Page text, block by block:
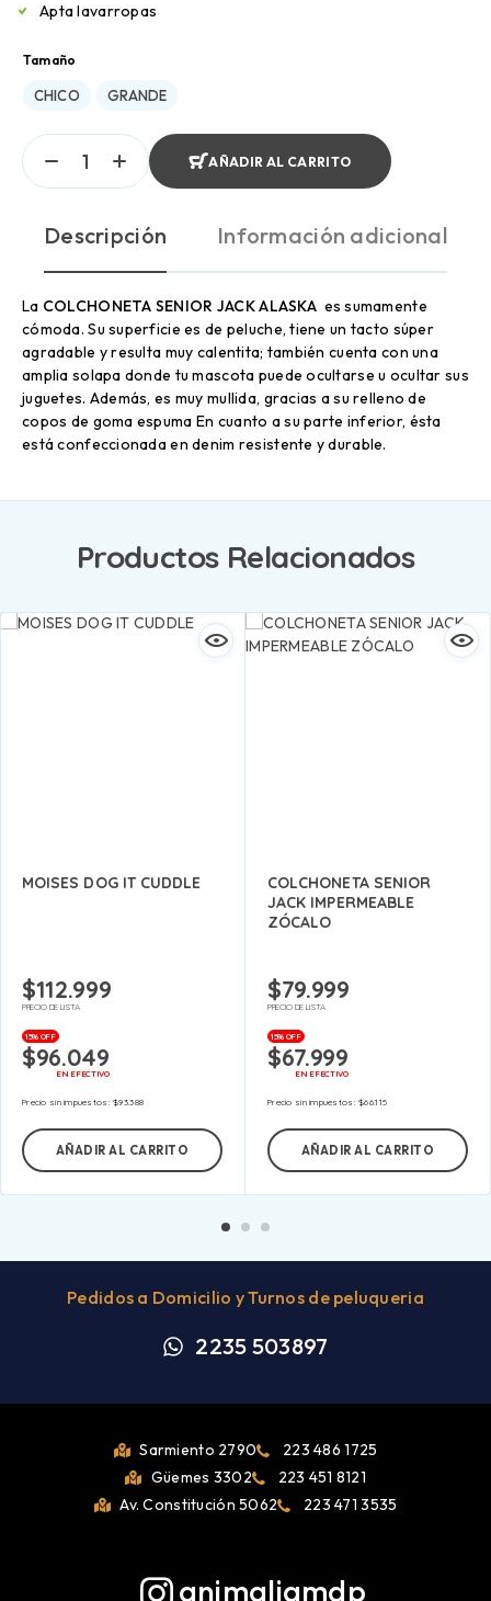
Apta lavarropas
Tamaño
CHICO GRANDE
AÑADIR AL CARRITO
Descripción Información adicional
La COLCHONETA SENIOR JACK ALASKAes sumamente
cómoda. Su superficie es de peluche, tiene un tacto súper
agradable y resulta muy calentita; también cuenta con una
amplia solapa donde tu mascota puede ocultarse u ocultar sus
juguetes. Además, es muy mullida, gracias a su relleno de
copos de goma espuma En cuanto a su parte inferior, ésta
está confeccionada en denim resistente y durable.
Productos Relacionados
MOISES DOG IT CUDDLE
$112.999
PRECIO DE LISTA
15% OFF
$96.049
EN EFECTIVO
Precio sin impuestos:$93.388
AÑADIR AL CARRITO
COLCHONETA SENIOR
JACK IMPERMEABLE
ZÓCALO
$79.999
PRECIO DE LISTA
15% OFF
$67.999
EN EFECTIVO
Precio sin impuestos:$66.115
AÑADIR AL CARRITO
Pedidos a Domicilio y Turnos de peluqueria
2235 503897
Sarmiento 2790
223 486 1725
Güemes 3302
223 451 8121
Av. Constitución 5062
223 471 3535
animaliamdp